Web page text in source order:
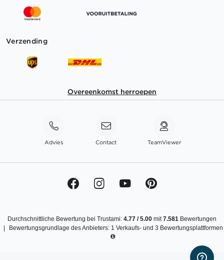
Verzending
Overeenkomst herroepen
Advies Contact TeamViewer
Durchschnittliche Bewertung bei Trustami: 4.77 /5.00 mit7.581 Bewertungen
Bewertungsgrundlage des Anbieters: 1 Verkaufs- und 3 Bewertungsplattformen